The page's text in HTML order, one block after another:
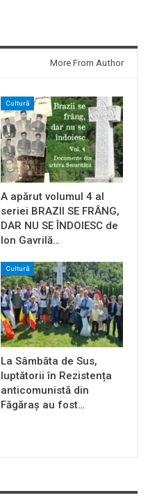
More From Author
Cultură
A apărut volumul 4 al
seriei BRAZII SE FRÂNG,
DAR NU SE ÎNDOIESC de
Ion Gavrilă…
Cultură
La Sâmbăta de Sus,
luptătorii în Rezistența
anticomunistă din
Făgăraș au fost…